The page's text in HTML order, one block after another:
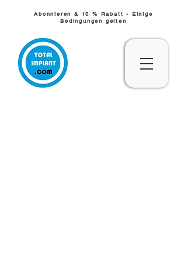
Abonnieren & 10 % Rabatt - Einige
Bedingungen gelten